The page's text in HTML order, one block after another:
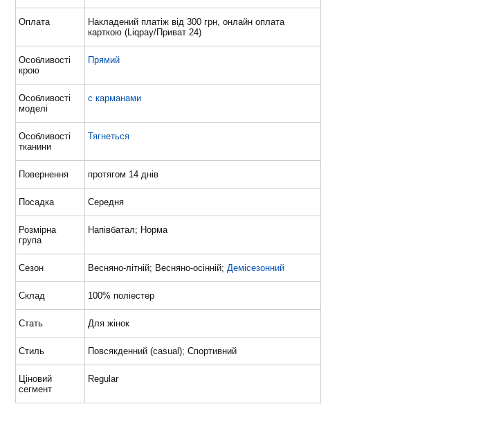
Оплата
Накладений платіж від 300 грн, онлайн оплата
карткою (Liqpay/Приват 24)
Особливості
крою
Прямий
Особливості
моделі
с карманами
Особливості
тканини
Тягнеться
Повернення протягом 14 днів
Посадка Середня
Розмірна
група
Напівбатал; Норма
Сезон Весняно-літній; Весняно-осінній; Демісезонний
Склад 100% поліестер
Стать Для жінок
Стиль Повсякденний (casual); Спортивний
Ціновий
сегмент
Regular